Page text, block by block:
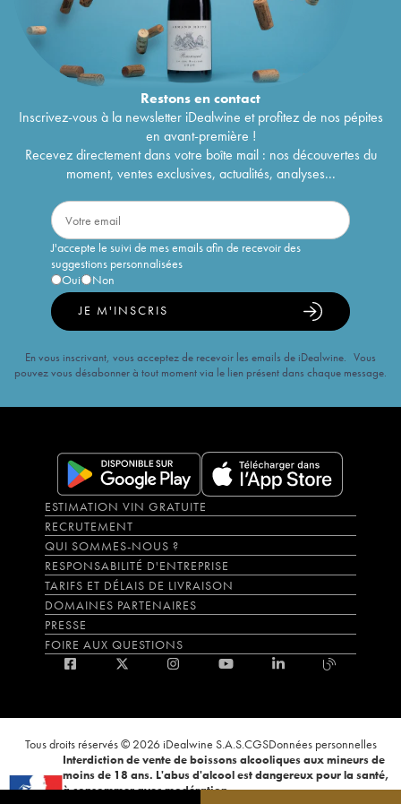
Restons encontact
Inscrivez-vous à la newsletter iDealwine et profitez de nos pépites
en avant-première !
Recevez directement dans votre boîte mail : nos découvertes du
moment, ventes exclusives, actualités, analyses...
J'accepte le suivi de mes emails afin de recevoir des
suggestions personnalisées
Oui
Non
JE M'INSCRIS
En vous inscrivant, vous acceptez de recevoir les emails de iDealwine. Vous
pouvez vous désabonner à tout moment via le lien présent dans chaque message.
ESTIMATION VIN GRATUITE
RECRUTEMENT
QUI SOMMES-NOUS ?
RESPONSABILITÉ D'ENTREPRISE
TARIFS ET DÉLAIS DE LIVRAISON
DOMAINES PARTENAIRES
PRESSE
FOIRE AUX QUESTIONS
Tous droits réservés © 2026 iDealwine S.A.S.CGSDonnées personnelles
Interdiction de vente de boissons alcooliques aux mineurs de
moins de 18 ans. L'abus d'alcool est dangereux pour la santé,
à consommer avec modération.